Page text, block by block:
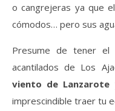
o cangrejeras ya que
cómodos… pero sus
Presume de tener
acantilados de Los
viento de Lanzarote
imprescindible traer tu